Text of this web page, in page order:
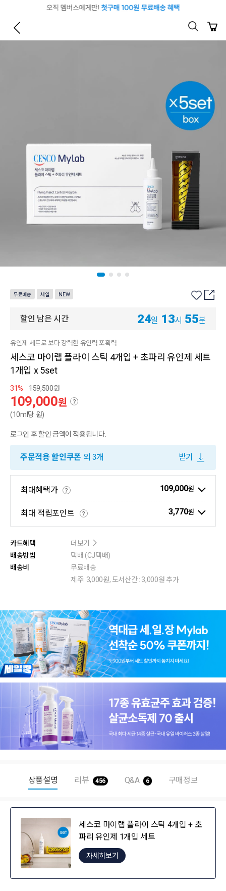
무료배송 세일 NEW
할인 남은 시간 24일 13시 55분
유인제 세트로 보다 강력한 유인력 포획력
세스코 마이랩 플라이 스틱 4개입 + 초파리 유인제 세트
1개입 x 5set
31% 159,500원
109,000원 ?
(10ml당 원)
로그인 후 할인 금액이 적용됩니다.
주문적용 할인쿠폰 외 3개 받기
최대혜택가 ? 109,000원
최대 적립포인트 ? 3,770원
카드혜택
더보기
배송방법
택배 (CJ택배)
배송비
무료배송
제주: 3,000원, 도서산간 : 3,000원 추가
상품설명 리뷰 456 Q&A 6 구매정보
세스코 마이랩 플라이 스틱 4개입 + 초
파리 유인제 1개입 세트
자세히보기